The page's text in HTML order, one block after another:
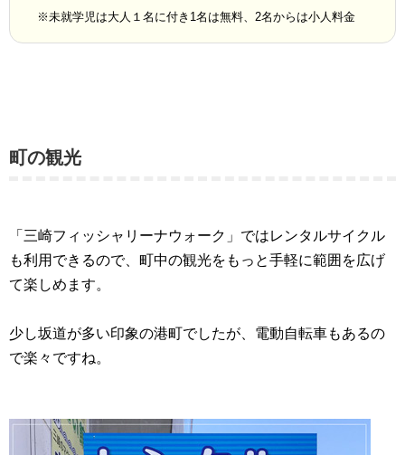
※未就学児は大人１名に付き1名は無料、2名からは小人料金
町の観光
「三崎フィッシャリーナウォーク」ではレンタルサイクル
も利用できるので、町中の観光をもっと手軽に範囲を広げ
て楽しめます。
少し坂道が多い印象の港町でしたが、電動自転車もあるの
で楽々ですね。